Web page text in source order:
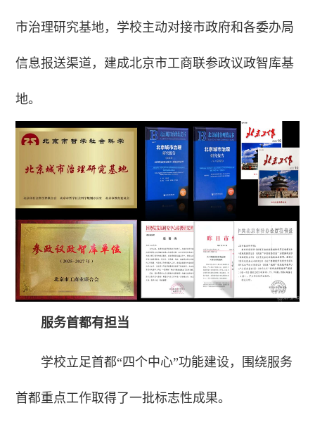
市治理研究基地，学校主动对接市政府和各委办局
信息报送渠道，建成北京市工商联参政议政智库基
地。
服务首都有担当
学校立足首都“四个中心”功能建设，围绕服务
首都重点工作取得了一批标志性成果。